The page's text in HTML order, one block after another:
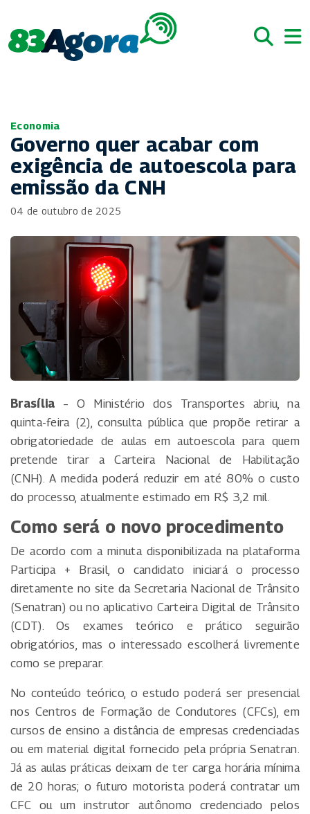
Economia
Governo quer acabar com
exigência de autoescola para
emissão da CNH
04 de outubro de 2025
Brasília – O Ministério dos Transportes abriu, na
quinta-feira (2), consulta pública que propõe retirar a
obrigatoriedade de aulas em autoescola para quem
pretende tirar a Carteira Nacional de Habilitação
(CNH). A medida poderá reduzir em até 80% o custo
do processo, atualmente estimado em R$ 3,2 mil.
Como será o novo procedimento
De acordo com a minuta disponibilizada na plataforma
Participa + Brasil, o candidato iniciará o processo
diretamente no site da Secretaria Nacional de Trânsito
(Senatran) ou no aplicativo Carteira Digital de Trânsito
(CDT). Os exames teórico e prático seguirão
obrigatórios, mas o interessado escolherá livremente
como se preparar.
No conteúdo teórico, o estudo poderá ser presencial
nos Centros de Formação de Condutores (CFCs), em
cursos de ensino a distância de empresas credenciadas
ou em material digital fornecido pela própria Senatran.
Já as aulas práticas deixam de ter carga horária mínima
de 20 horas; o futuro motorista poderá contratar um
CFC ou um instrutor autônomo credenciado pelos